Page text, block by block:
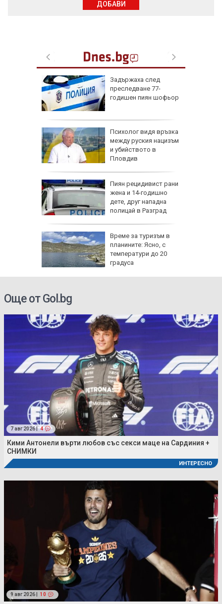
Задържаха след
преследване 77-
годишен пиян шофьор
Психолог видя връзка
между руския нацизъм
и убийството в
Пловдив
Пиян рецидивист рани
жена и 14-годишно
дете, друг нападна
полицай в Разград
Време за туризъм в
планините: Ясно, с
температури до 20
градуса
ДОБАВИ
Още от Gol.bg
7 авг 2026 | 4
Кими Антонели върти любов със секси маце на Сардиния +
СНИМКИ
ИНТЕРЕСНО
9 авг 2026 | 10